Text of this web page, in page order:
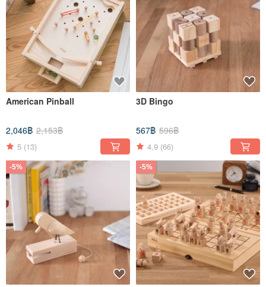
American Pinball
2,046฿ 2,153฿
5 (13)
3D Bingo
567฿ 596฿
4.9 (66)
-5% -5%